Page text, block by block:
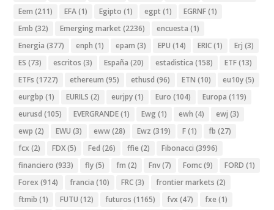
Eem (211) EFA(1) Egipto (1) egpt (1) EGRNF(1)
Emb (32) Emerging market (2236) encuesta (1)
Energia (377) enph (1) epam (3) EPU (14) ERIC(1) Erj (3)
ES (73) escritos (3) España (20) estadistica (158) ETF(13)
ETFs (1727) ethereum (95) ethusd (96) ETN (10) eu10y(5)
eurgbp (1) EURILS (2) eurjpy(1) Euro (104) Europa (119)
eurusd (105) EVERGRANDE(1) Ewg (1) ewh (4) ewj (3)
ewp (2) EWU (3) eww(28) Ewz (319) F(1) fb (27)
fcx (2) FDX(5) Fed (26) ffie (2) Fibonacci (3996)
financiero (933) fly(5) fm (2) Fnv(7) Fomc(9) FORD (1)
Forex (914) francia (10) FRC(3) frontier markets (2)
ftmib (1) FUTU (12) futuros (1165) fvx (47) fxe (1)